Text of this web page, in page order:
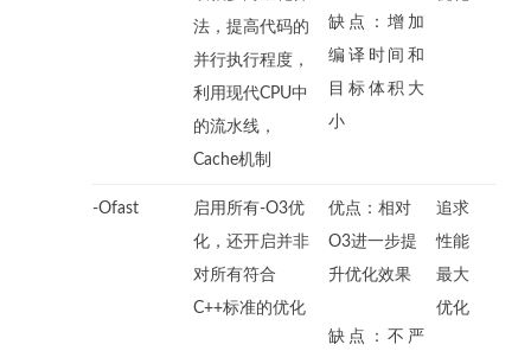
法，提高代码的
并行执行程度，
利用现代CPU中
的流水线，
Cache机制
缺点：增加
编译时间和
目标体积大
小
-Ofast
启用所有-O3优
化，还开启并非
对所有符合
C++标准的优化
优点：相对
O3进一步提
升优化效果
缺点：不严
追求
性能
最大
优化